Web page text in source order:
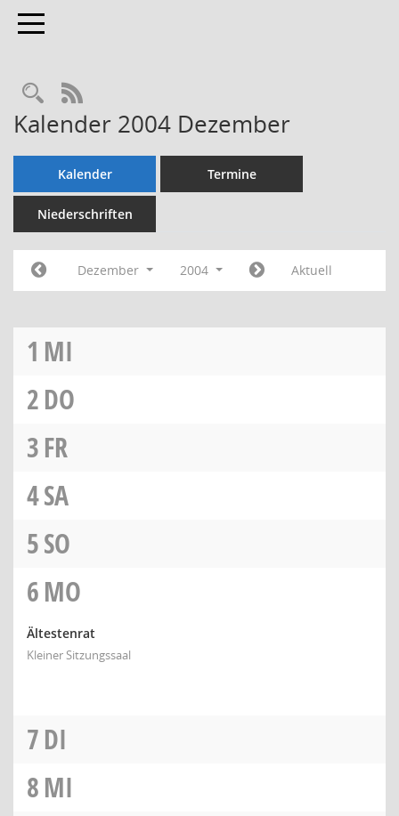
Toggle navigation
Rechercheauswahl
RSS-Feed
Kalender 2004 Dezember
Kalender Termine
Niederschriften
Dezember 2004 Aktuell
1 MI
2DO
3FR
4SA
5SO
6MO
Ältestenrat
Kleiner Sitzungssaal
7DI
8MI